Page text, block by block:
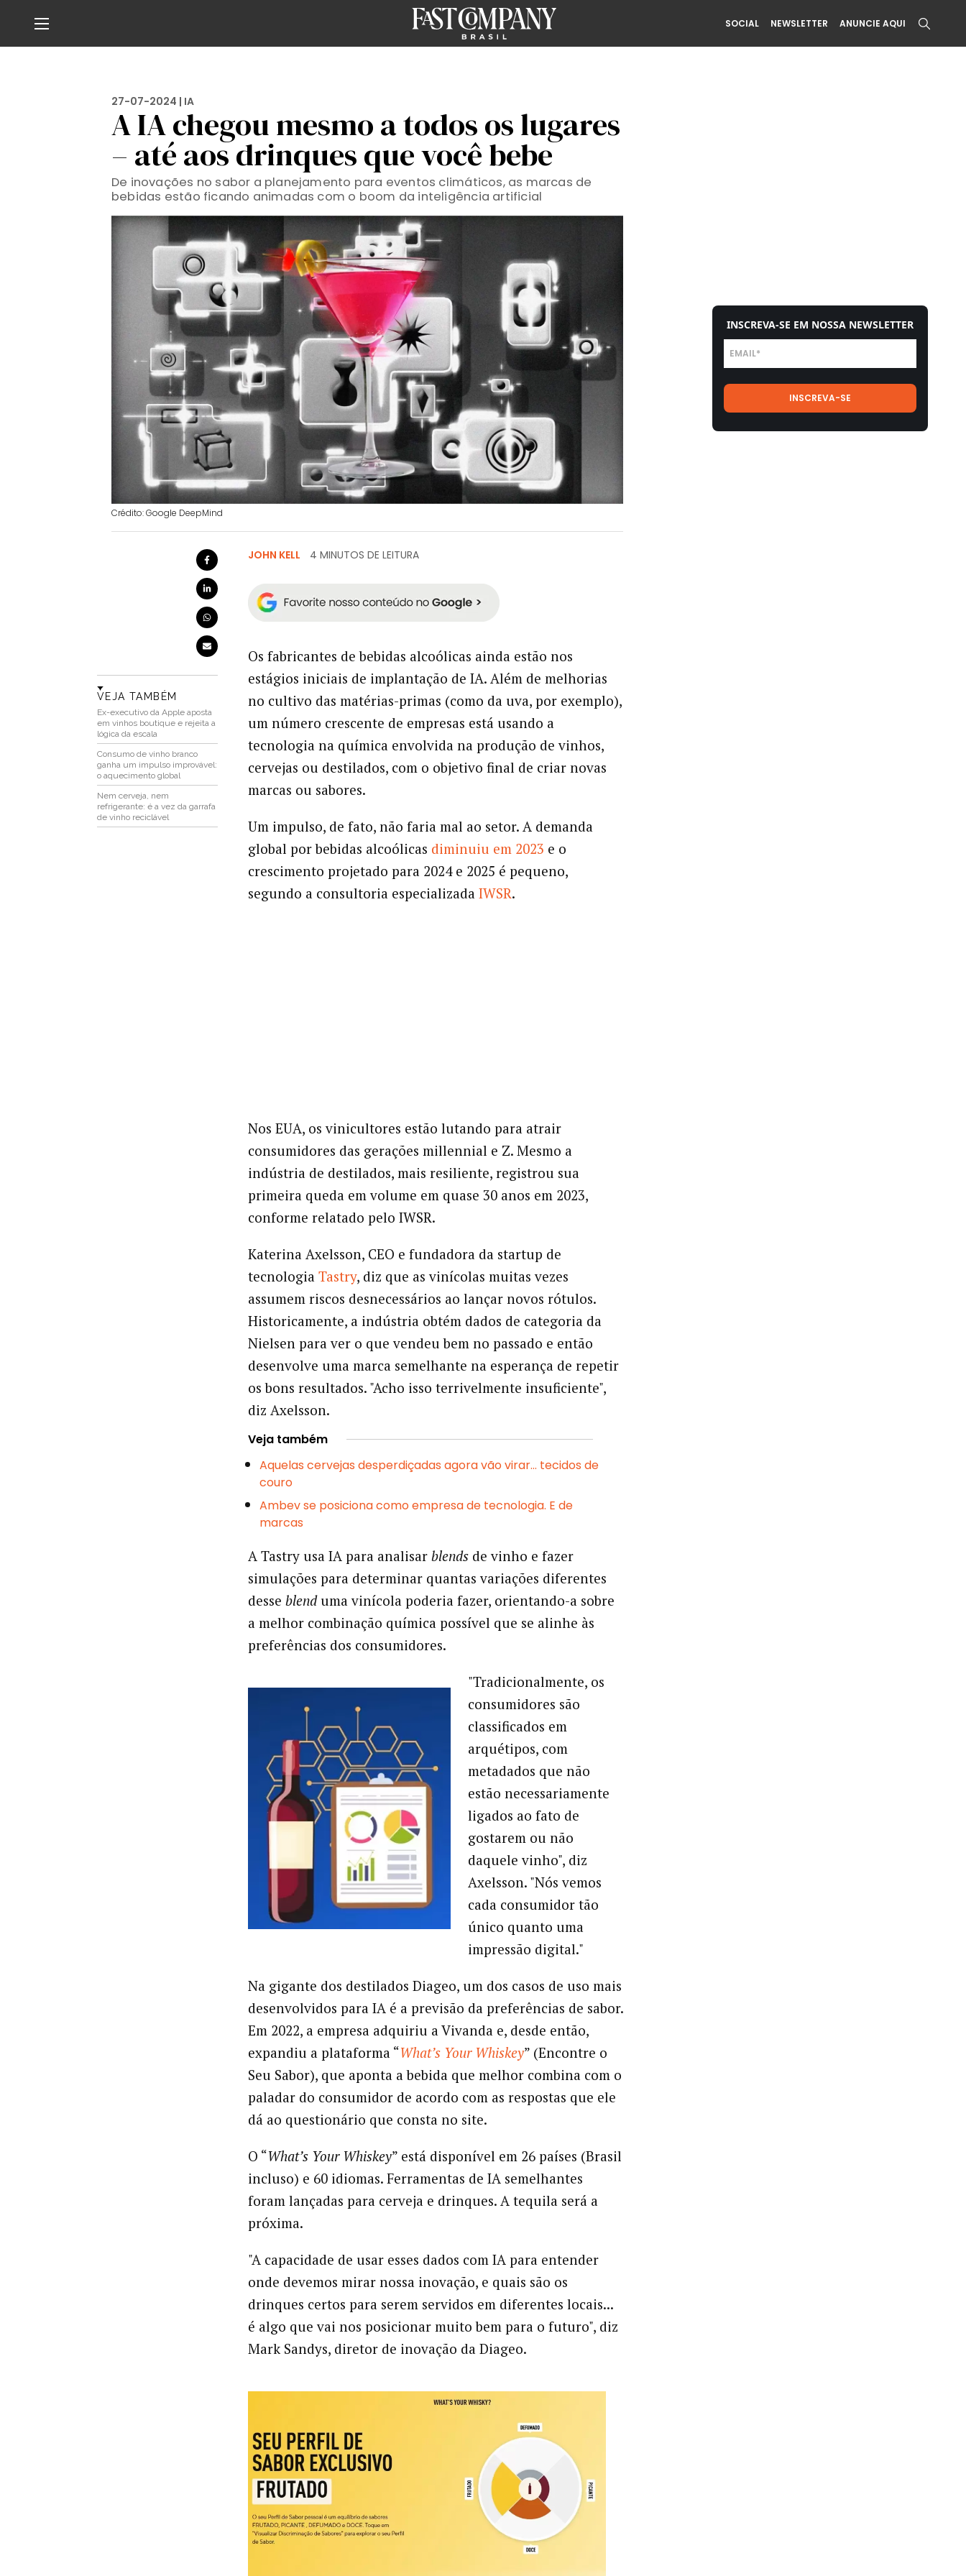
SOCIAL NEWSLETTER ANUNCIE AQUI
27-07-2024 | IA
A IA chegou mesmo a todos os lugares
– até aos drinques que você bebe
De inovações no sabor a planejamento para eventos climáticos, as marcas de
bebidas estão ficando animadas com o boom da inteligência artificial
Crédito: Google DeepMind
VEJA TAMBÉM
Ex-executivo da Apple aposta
em vinhos boutique e rejeita a
lógica da escala
Consumo de vinho branco
ganha um impulso improvável:
o aquecimento global
Nem cerveja, nem
refrigerante: é a vez da garrafa
de vinho reciclável
JOHN KELL 4 MINUTOS DE LEITURA
Os fabricantes de bebidas alcoólicas ainda estão nos
estágios iniciais de implantação de IA. Além de melhorias
no cultivo das matérias-primas (como da uva, por exemplo),
um número crescente de empresas está usando a
tecnologia na química envolvida na produção de vinhos,
cervejas ou destilados, com o objetivo final de criar novas
marcas ou sabores.
Um impulso, de fato, não faria mal ao setor. A demanda
global por bebidas alcoólicas diminuiu em 2023 e o
crescimento projetado para 2024 e 2025 é pequeno,
segundo a consultoria especializada IWSR.
Nos EUA, os vinicultores estão lutando para atrair
consumidores das gerações millennial e Z. Mesmo a
indústria de destilados, mais resiliente, registrou sua
primeira queda em volume em quase 30 anos em 2023,
conforme relatado pelo IWSR.
Katerina Axelsson, CEO e fundadora da startup de
tecnologia Tastry, diz que as vinícolas muitas vezes
assumem riscos desnecessários ao lançar novos rótulos.
Historicamente, a indústria obtém dados de categoria da
Nielsen para ver o que vendeu bem no passado e então
desenvolve uma marca semelhante na esperança de repetir
os bons resultados. "Acho isso terrivelmente insuficiente",
diz Axelsson.
Veja também
Aquelas cervejas desperdiçadas agora vão virar… tecidos de
couro
Ambev se posiciona como empresa de tecnologia. E de
marcas
A Tastry usa IA para analisar blendsde vinho e fazer
simulações para determinar quantas variações diferentes
desse blenduma vinícola poderia fazer, orientando-a sobre
a melhor combinação química possível que se alinhe às
preferências dos consumidores.
"Tradicionalmente, os
consumidores são
classificados em
arquétipos, com
metadados que não
estão necessariamente
ligados ao fato de
gostarem ou não
daquele vinho", diz
Axelsson. "Nós vemos
cada consumidor tão
único quanto uma
impressão digital."
Na gigante dos destilados Diageo, um dos casos de uso mais
desenvolvidos para IA é a previsão da preferências de sabor.
Em 2022, a empresa adquiriu a Vivanda e, desde então,
expandiu a plataforma “What’s Your Whiskey” (Encontre o
Seu Sabor), que aponta a bebida que melhor combina com o
paladar do consumidor de acordo com as respostas que ele
dá ao questionário que consta no site.
O “What’s Your Whiskey” está disponível em 26 países (Brasil
incluso) e 60 idiomas. Ferramentas de IA semelhantes
foram lançadas para cerveja e drinques. A tequila será a
próxima.
"A capacidade de usar esses dados com IA para entender
onde devemos mirar nossa inovação, e quais são os
drinques certos para serem servidos em diferentes locais...
é algo que vai nos posicionar muito bem para o futuro", diz
Mark Sandys, diretor de inovação da Diageo.
INSCREVA-SE EM NOSSA NEWSLETTER